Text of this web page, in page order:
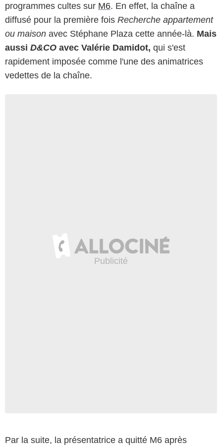
programmes cultes sur M6. En effet, la chaîne a
diffusé pour la première fois Recherche appartement
ou maison avec Stéphane Plaza cette année-là. Mais
aussi D&CO avec Valérie Damidot, qui s'est
rapidement imposée comme l'une des animatrices
vedettes de la chaîne.
Par la suite, la présentatrice a quitté M6 après